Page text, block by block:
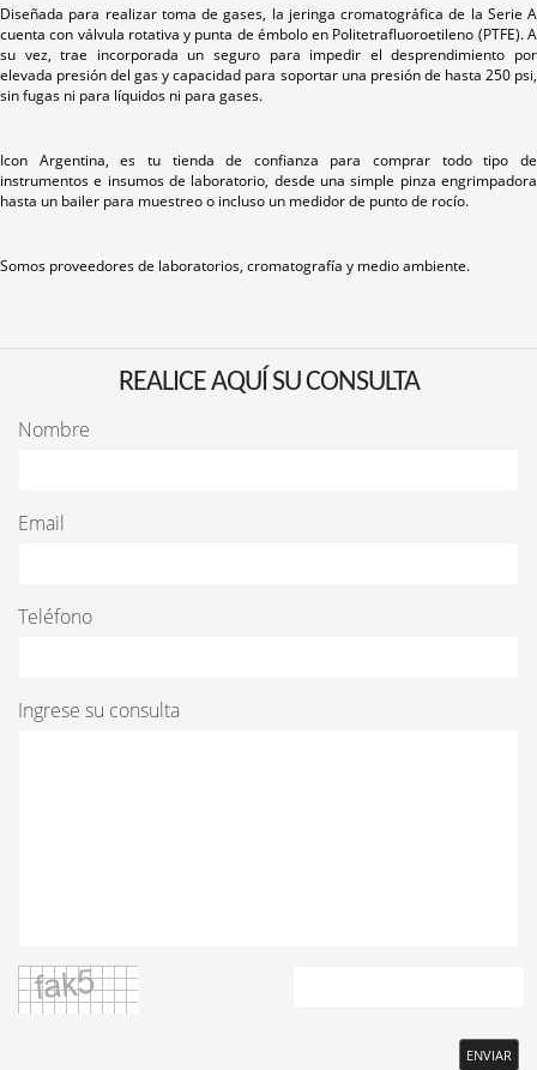
Diseñada para realizar toma de gases, la jeringa cromatográfica de la Serie A
cuenta con válvula rotativa y punta de émbolo en Politetrafluoroetileno (PTFE). A
su vez, trae incorporada un seguro para impedir el desprendimiento por
elevada presión del gas y capacidad para soportar una presión de hasta 250 psi,
sin fugas ni para líquidos ni para gases.
Icon Argentina, es tu tienda de confianza para comprar todo tipo de
instrumentos e insumos de laboratorio, desde una simple pinza engrimpadora
hasta un bailer para muestreo o incluso un medidor de punto de rocío.
Somos proveedores de laboratorios, cromatografía y medio ambiente.
REALICE AQUÍ SU CONSULTA
Nombre
Email
Teléfono
Ingrese su consulta
ENVIAR